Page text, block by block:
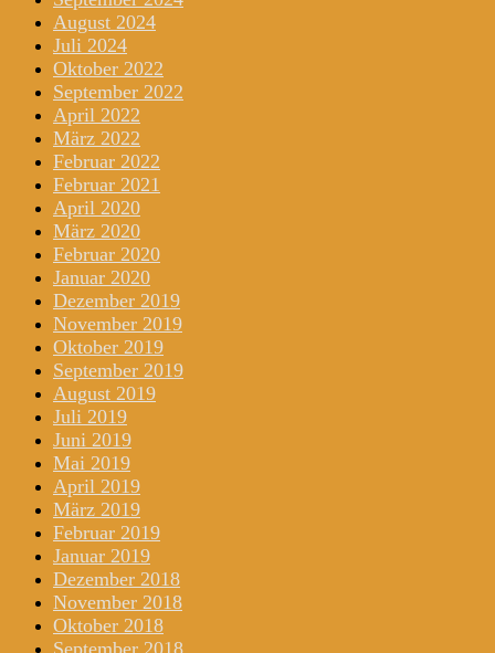
August 2024
Juli 2024
Oktober 2022
September 2022
April 2022
März 2022
Februar 2022
Februar 2021
April 2020
März 2020
Februar 2020
Januar 2020
Dezember 2019
November 2019
Oktober 2019
September 2019
August 2019
Juli 2019
Juni 2019
Mai 2019
April 2019
März 2019
Februar 2019
Januar 2019
Dezember 2018
November 2018
Oktober 2018